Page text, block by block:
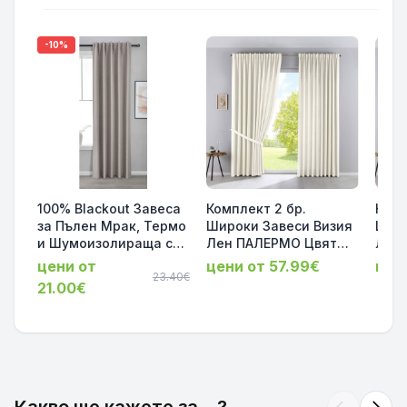
-10%
100% Blackout Завеса
за Пълен Мрак, Термо
и Шумоизолираща с
коланче цвят Таупе,
175х140 и 245х140 за
Релса и Корниз
цени от
21.00€
23.40€
Комплект 2 бр.
Широки Завеси Визия
Лен ПАЛЕРМО Цвят
Крем - 250Х300см за
Тръбен Корниз и
цени от 57.99€
Лен
Сив